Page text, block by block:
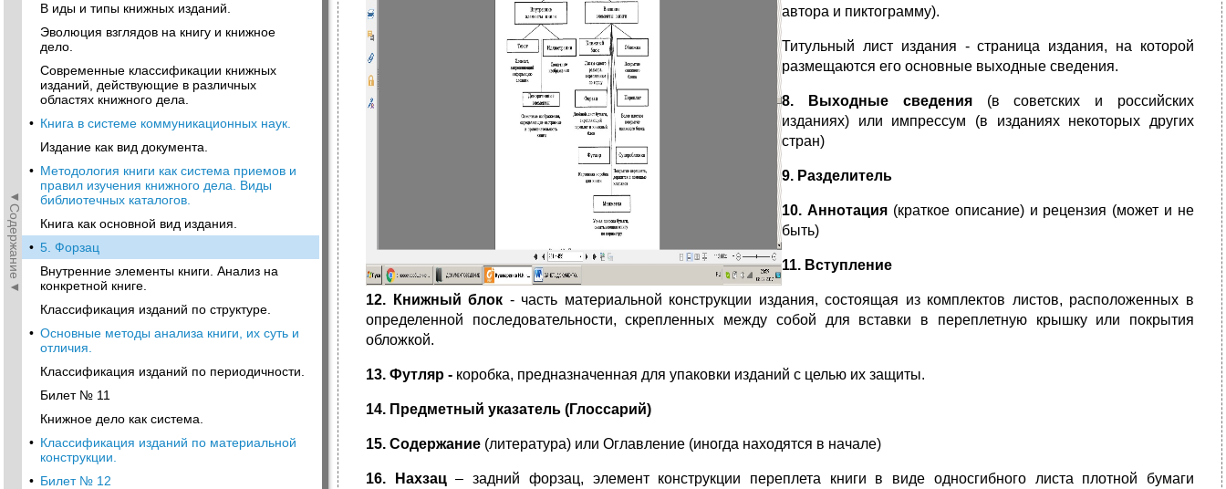
◄Содержание◄
В иды и типы книжных изданий.
Эволюция взглядов на книгу и книжное
дело.
Современные классификации книжных
изданий, действующие в различных
областях книжного дела.
• Книга в системе коммуникационных наук.
Издание как вид документа.
• Методология книги как система приемов и
правил изучения книжного дела. Виды
библиотечных каталогов.
Книга как основной вид издания.
• 5. Форзац
Внутренние элементы книги. Анализ на
конкретной книге.
Классификация изданий по структуре.
• Основные методы анализа книги, их суть и
отличия.
Классификация изданий по периодичности.
Билет № 11
Книжное дело как система.
• Классификация изданий по материальной
конструкции.
• Билет № 12
автора и пиктограмму).
Титульный лист издания - страница издания, на которой
размещаются его основные выходные сведения.
8. Выходные сведения(в советских и российских
изданиях) или импрессум (в изданиях некоторых других
стран)
9. Разделитель
10. Аннотация(краткое описание) и рецензия (может и не
быть)
11. Вступление
12. Книжный блок - часть материальной конструкции издания, состоящая из комплектов листов, расположенных в
определенной последовательности, скрепленных между собой для вставки в переплетную крышку или покрытия
обложкой.
13. Футляр - коробка, предназначенная для упаковки изданий с целью их защиты.
14. Предметный указатель (Глоссарий)
15. Содержание (литература) или Оглавление (иногда находятся в начале)
16. Нахзац– задний форзац, элемент конструкции переплета книги в виде односгибного листа плотной бумаги